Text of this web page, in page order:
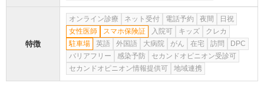
特徴
オンライン診療 ネット受付 電話予約 夜間
日祝
女性医師
スマホ保険証 入院可 キッズ
クレカ
駐車場
英語 外国語 大病院 がん 在宅 訪問
DPC
バリアフリー
感染予防
セカンドオピニオン受診可
セカンドオピニオン情報提供可
地域連携